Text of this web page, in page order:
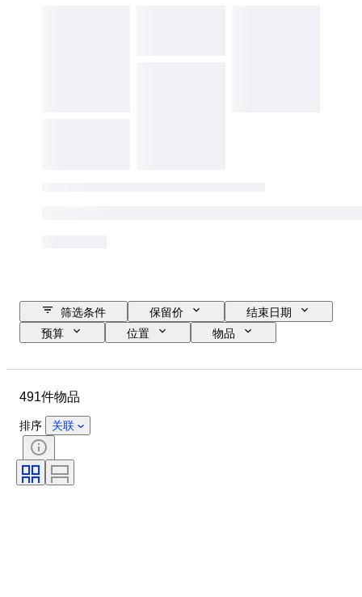
筛选条件 保留价
结束日期
预算
位置
物品
491件物品
排序 关联